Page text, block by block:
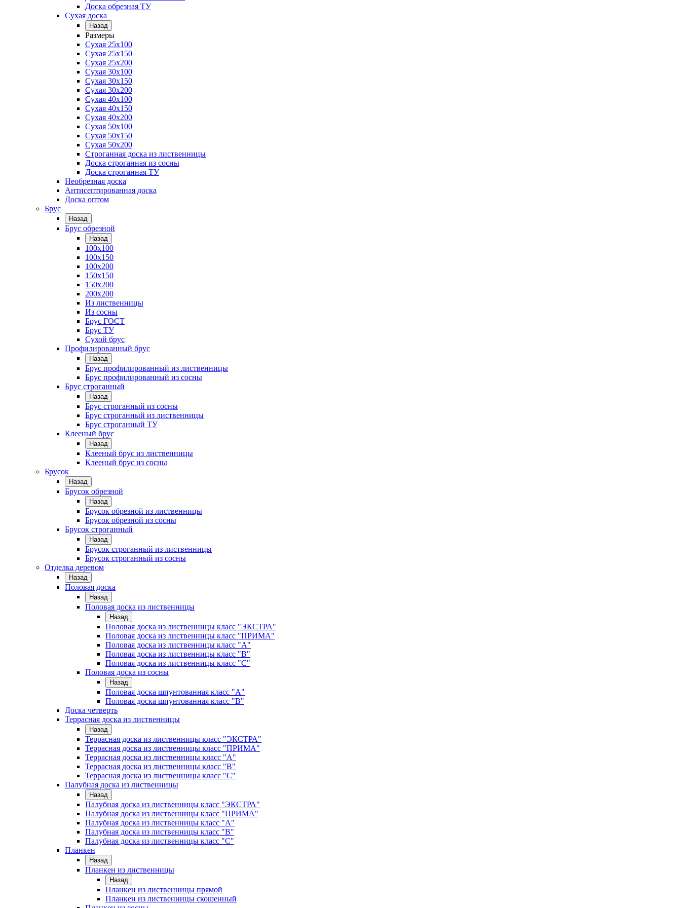
Доска обрезная ТУ
Сухая доска
Назад
Размеры
Сухая 25х100
Сухая 25х150
Сухая 25х200
Сухая 30х100
Сухая 30х150
Сухая 30х200
Сухая 40х100
Сухая 40х150
Сухая 40х200
Сухая 50х100
Сухая 50х150
Сухая 50х200
Строганная доска из лиственницы
Доска строганная из сосны
Доска строганная ТУ
Необрезная доска
Антисептированная доска
Доска оптом
Брус
Назад
Брус обрезной
Назад
100х100
100х150
100х200
150х150
150х200
200х200
Из лиственницы
Из сосны
Брус ГОСТ
Брус ТУ
Сухой брус
Профилированный брус
Назад
Брус профилированный из лиственницы
Брус профилированный из сосны
Брус строганный
Назад
Брус строганный из сосны
Брус строганный из лиственницы
Брус строганный ТУ
Клееный брус
Назад
Клееный брус из лиственницы
Клееный брус из сосны
Брусок
Назад
Брусок обрезной
Назад
Брусок обрезной из лиственницы
Брусок обрезной из сосны
Брусок строганный
Назад
Брусок строганный из лиственницы
Брусок строганный из сосны
Отделка деревом
Назад
Половая доска
Назад
Половая доска из лиственницы
Назад
Половая доска из лиственницы класс "ЭКСТРА"
Половая доска из лиственницы класс "ПРИМА"
Половая доска из лиственницы класс "А"
Половая доска из лиственницы класс "B"
Половая доска из лиственницы класс "C"
Половая доска из сосны
Назад
Половая доска шпунтованная класс "А"
Половая доска шпунтованная класс "B"
Доска четверть
Террасная доска из лиственницы
Назад
Террасная доска из лиственницы класс "ЭКСТРА"
Террасная доска из лиственницы класс "ПРИМА"
Террасная доска из лиственницы класс "А"
Террасная доска из лиственницы класс "B"
Террасная доска из лиственницы класс "C"
Палубная доска из лиственницы
Назад
Палубная доска из лиственницы класс "ЭКСТРА"
Палубная доска из лиственницы класс "ПРИМА"
Палубная доска из лиственницы класс "А"
Палубная доска из лиственницы класс "B"
Палубная доска из лиственницы класс "C"
Планкен
Назад
Планкен из лиственницы
Назад
Планкен из лиственницы прямой
Планкен из лиственницы скошенный